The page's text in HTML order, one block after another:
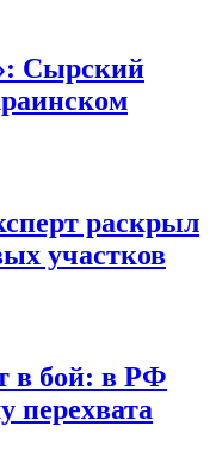
Сырский
раскрыл
участков
в бой: в РФ
перехвата